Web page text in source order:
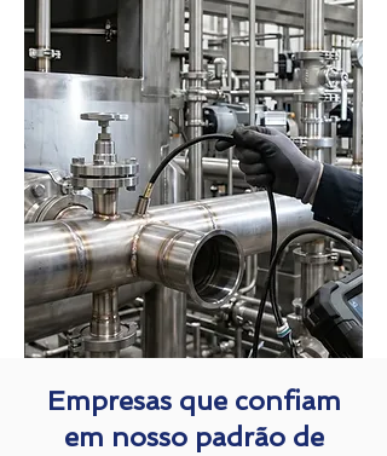
Empresas que confiam
em nosso padrão de